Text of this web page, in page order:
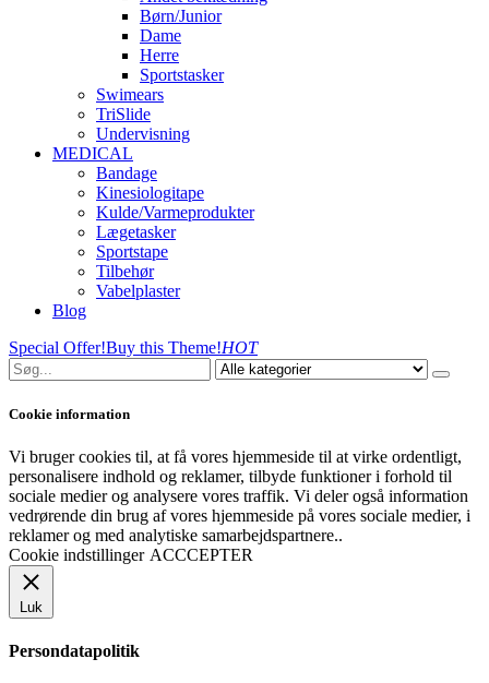
Børn/Junior
Dame
Herre
Sportstasker
Swimears
TriSlide
Undervisning
MEDICAL
Bandage
Kinesiologitape
Kulde/Varmeprodukter
Lægetasker
Sportstape
Tilbehør
Vabelplaster
Blog
Special Offer!Buy this Theme!HOT
Cookie information
Vi bruger cookies til, at få vores hjemmeside til at virke ordentligt,
personalisere indhold og reklamer, tilbyde funktioner i forhold til
sociale medier og analysere vores traffik. Vi deler også information
vedrørende din brug af vores hjemmeside på vores sociale medier, i
reklamer og med analytiske samarbejdspartnere..
Cookie indstillinger ACCCEPTER
Luk
Persondatapolitik